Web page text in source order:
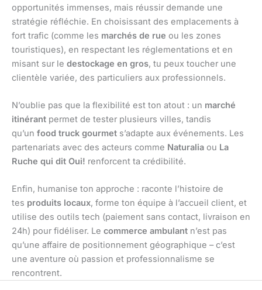
opportunités immenses, mais réussir demande une
stratégie réfléchie. En choisissant des emplacements à
fort trafic (comme les marchés de rue ou les zones
touristiques), en respectant les réglementations et en
misant sur le destockage en gros, tu peux toucher une
clientèle variée, des particuliers aux professionnels.
N’oublie pas que la flexibilité est ton atout : un marché
itinérant permet de tester plusieurs villes, tandis
qu’un food truck gourmet s’adapte aux événements. Les
partenariats avec des acteurs comme Naturalia ou La
Ruche qui dit Oui! renforcent ta crédibilité.
Enfin, humanise ton approche : raconte l’histoire de
tes produits locaux, forme ton équipe à l’accueil client, et
utilise des outils tech (paiement sans contact, livraison en
24h) pour fidéliser. Le commerce ambulant n’est pas
qu’une affaire de positionnement géographique – c’est
une aventure où passion et professionnalisme se
rencontrent.